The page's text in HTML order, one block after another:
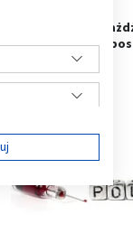
Co to jest
objawy,